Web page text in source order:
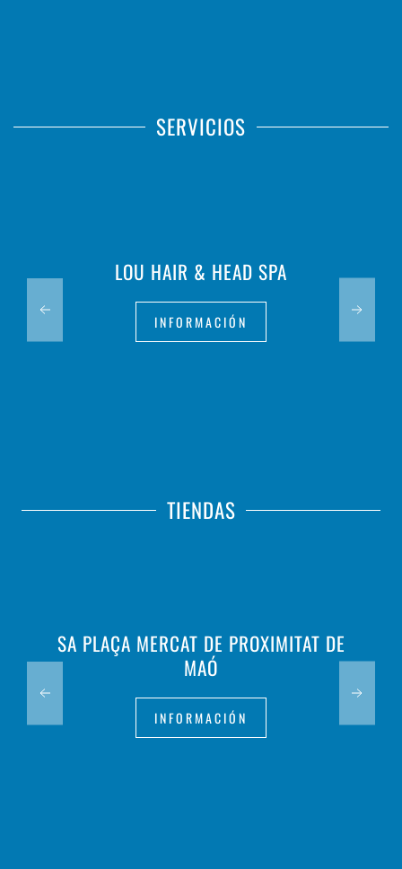
SERVICIOS
LOU HAIR & HEAD SPA
INFORMACIÓN
TIENDAS
SA PLAÇA MERCAT DE PROXIMITAT DE
MAÓ
INFORMACIÓN